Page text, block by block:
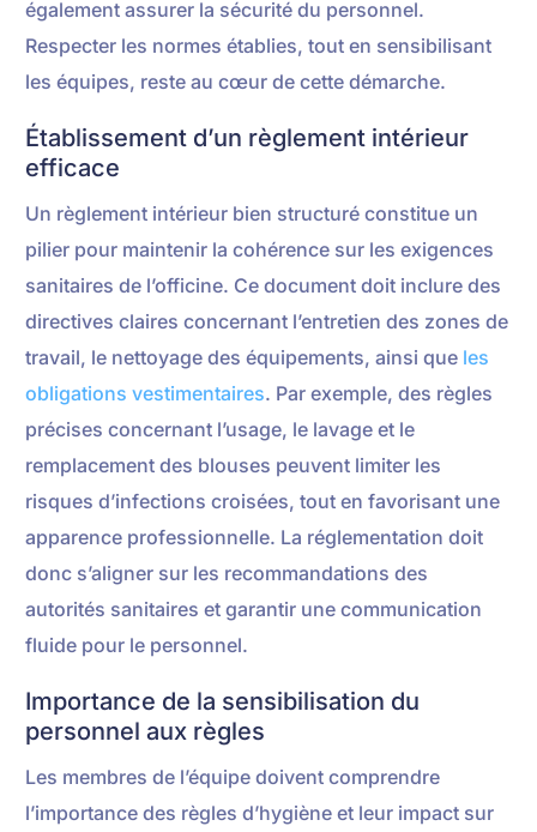
également assurer la sécurité du personnel.
Respecter les normes établies, tout en sensibilisant
les équipes, reste au cœur de cette démarche.
Établissement d’un règlement intérieur
efficace
Un règlement intérieur bien structuré constitue un
pilier pour maintenir la cohérence sur les exigences
sanitaires de l’officine. Ce document doit inclure des
directives claires concernant l’entretien des zones de
travail, le nettoyage des équipements, ainsi que les
obligations vestimentaires. Par exemple, des règles
précises concernant l’usage, le lavage et le
remplacement des blouses peuvent limiter les
risques d’infections croisées, tout en favorisant une
apparence professionnelle. La réglementation doit
donc s’aligner sur les recommandations des
autorités sanitaires et garantir une communication
fluide pour le personnel.
Importance de la sensibilisation du
personnel aux règles
Les membres de l’équipe doivent comprendre
l’importance des règles d’hygiène et leur impact sur